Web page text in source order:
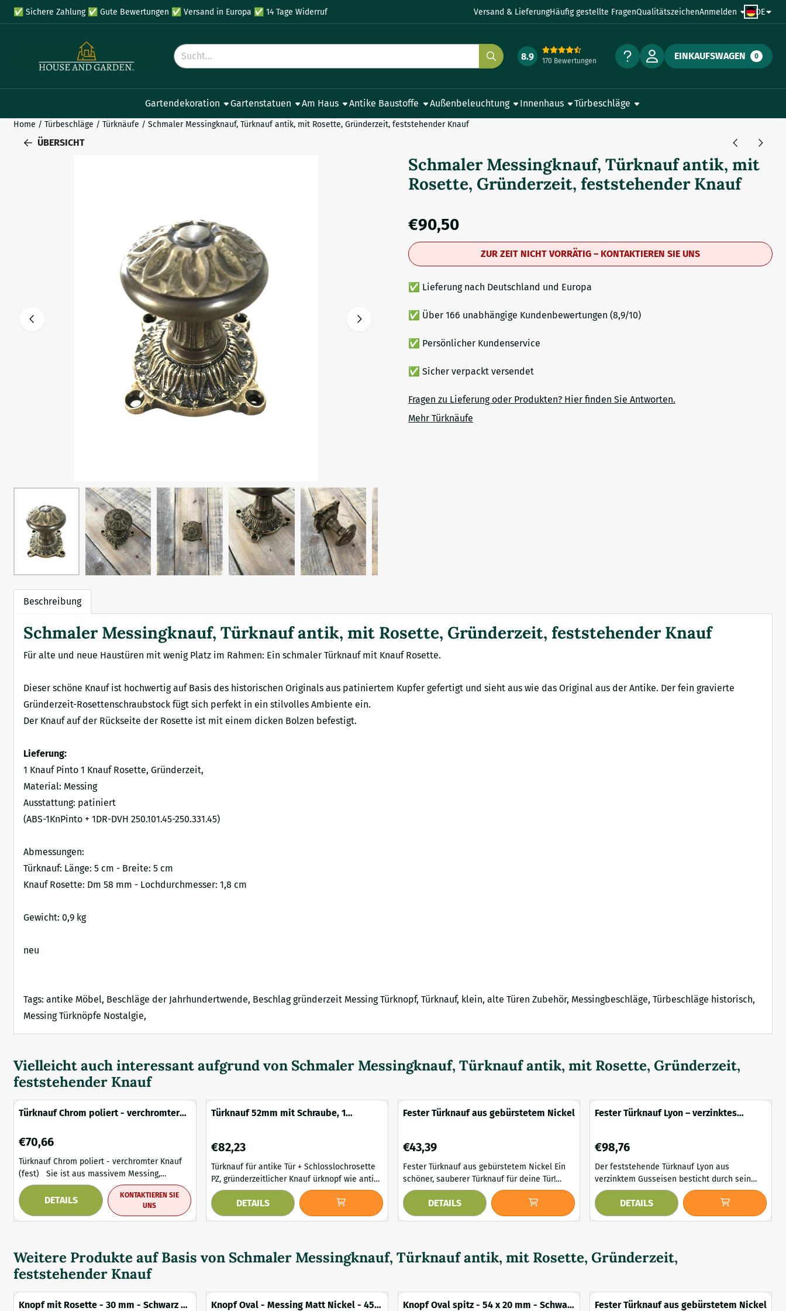
Cookie-Einstellungen verfügbar. Einstellungen wählen oder alle Cookies zulassen.
✅Sichere Zahlung✅Gute Bewertungen ✅Versand in Europa ✅14 Tage Widerruf Versand & LieferungHäufig gestellte FragenQualitätszeichenAnmelden DE
Suche
8.9 170 Bewertungen EINKAUFSWAGEN 0
Gartendekoration Gartenstatuen Am Haus Antike Baustoffe Außenbeleuchtung Innenhaus Türbeschläge
Home / Türbeschläge / Türknäufe / Schmaler Messingknauf, Türknauf antik, mit Rosette, Gründerzeit, feststehender Knauf
ÜBERSICHT
Schmaler Messingknauf, Türknauf antik, mit
Rosette, Gründerzeit, feststehender Knauf
€90,50
ZUR ZEIT NICHT VORRÄTIG – KONTAKTIEREN SIE UNS
✅ Lieferung nach Deutschland und Europa
✅ Über 166 unabhängige Kundenbewertungen (8,9/10)
✅ Persönlicher Kundenservice
✅ Sicher verpackt versendet
Fragen zu Lieferung oder Produkten? Hier finden Sie Antworten.
Mehr Türknäufe
Beschreibung
Schmaler Messingknauf, Türknauf antik, mit Rosette, Gründerzeit, feststehender Knauf
Für alte und neue Haustüren mit wenig Platz im Rahmen: Ein schmaler Türknauf mit Knauf Rosette.
Dieser schöne Knauf ist hochwertig auf Basis des historischen Originals aus patiniertem Kupfer gefertigt und sieht aus wie das Original aus der Antike. Der fein gravierte
Gründerzeit-Rosettenschraubstock fügt sich perfekt in ein stilvolles Ambiente ein.
Der Knauf auf der Rückseite der Rosette ist mit einem dicken Bolzen befestigt.
Lieferung:
1 Knauf Pinto 1 Knauf Rosette, Gründerzeit,
Material: Messing
Ausstattung: patiniert
(ABS-1KnPinto + 1DR-DVH 250.101.45-250.331.45)
Abmessungen:
Türknauf: Länge: 5 cm - Breite: 5 cm
Knauf Rosette: Dm 58 mm - Lochdurchmesser: 1,8 cm
Gewicht: 0,9 kg
neu
Tags: antike Möbel, Beschläge der Jahrhundertwende, Beschlag gründerzeit Messing Türknopf, Türknauf, klein, alte Türen Zubehör, Messingbeschläge, Türbeschläge historisch,
Messing Türknöpfe Nostalgie,
Vielleicht auch interessant aufgrund von Schmaler Messingknauf, Türknauf antik, mit Rosette, Gründerzeit,
feststehender Knauf
Türknauf Chrom poliert - verchromter
Preis: 70,66
€70,66
Türknauf Chrom poliert - verchromter Knauf
(fest) Sie ist aus massivem Messing,
hochverchromt und strahlt Raffinesse aus.
Der Türknauf "AEB" liegt sehr gut in der Hand.
Sie ist fest oder drehbar mit der
entsprechenden Fußrosette verbunden. Es ist
DETAILS
KONTAKTIEREN SIE
UNS
Türknauf 52mm mit Schraube, 1
Preis: 82,23
€82,23
Türknauf für antike Tür + Schlosslochrosette
PZ, gründerzeitlicher Knauf ürknopf wie antik
mit verzierter Gründerzeit Rosette f
Zylinderschloss Türknauf Eine Halb-Garnitur
für die Aussen- Seite der Haus-Eingangstor.
mit Knauf- und Schloss-Ro...
DETAILS
Fester Türknauf aus gebürstetem Nickel
Preis: 43,39
€43,39
Fester Türknauf aus gebürstetem Nickel Ein
schöner, sauberer Türknauf für deine Tür!
Maße ca.: Rosette Diagonale 6,8 cm -
Türknauf Diagonale 6 cm. Lieferumfang: 1x
fester Knopf - inklusive Schraubgewinde.
DETAILS
Fester Türknauf Lyon – verzinktes
Preis: 98,76
€98,76
Der feststehende Türknauf Lyon aus
verzinktem Gusseisen besticht durch sein
schlichtes und zeitloses Design und einen
Durchmesser von 4,9 cm. Dieser feststehende
Türknauf zeichnet sich durch sein schlichtes
überflüssige Details verleiht ihm eine zeitlose
Optik, die sowohl...
DETAILS
Weitere Produkte auf Basis von Schmaler Messingknauf, Türknauf antik, mit Rosette, Gründerzeit,
feststehender Knauf
Knopf mit Rosette - 30 mm - Schwarz -
Knopf Oval - Messing Matt Nickel - 45
Knopf Oval spitz - 54 x 20 mm - Schwarz
Fester Türknauf aus gebürstetem Nickel